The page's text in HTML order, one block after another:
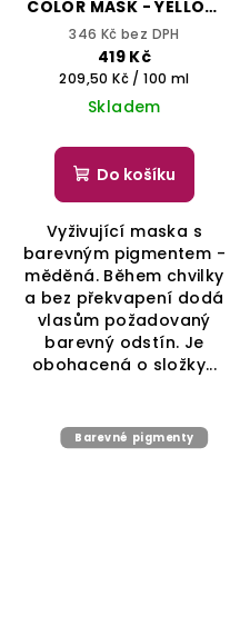
COLOR MASK - YELLOW
PROFESSIONAL
346 Kč bez DPH
419 Kč
Měrná
cena:
209,50 Kč / 100 ml
Skladem
Do košíku
Vyživující maska s
barevným pigmentem -
měděná. Během chvilky
a bez překvapení dodá
vlasům požadovaný
barevný odstín. Je
obohacená o složky...
Barevné pigmenty